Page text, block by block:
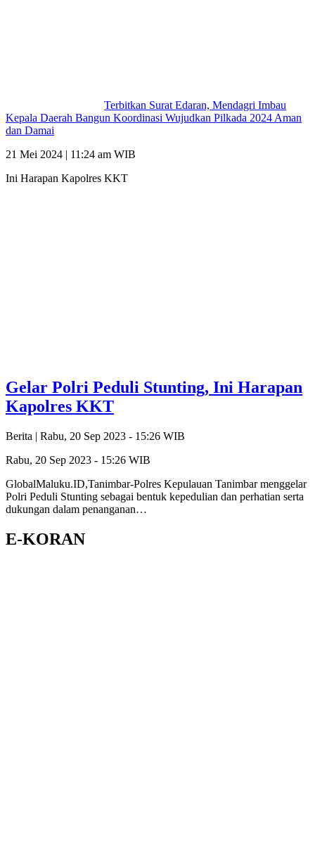
Terbitkan Surat Edaran, Mendagri Imbau
Kepala Daerah Bangun Koordinasi Wujudkan Pilkada 2024 Aman
dan Damai
21 Mei 2024 | 11:24 am WIB
Ini Harapan Kapolres KKT
Gelar Polri Peduli Stunting, Ini Harapan
Kapolres KKT
Berita | Rabu, 20 Sep 2023 - 15:26 WIB
Rabu, 20 Sep 2023 - 15:26 WIB
GlobalMaluku.ID,Tanimbar-Polres Kepulauan Tanimbar menggelar
Polri Peduli Stunting sebagai bentuk kepedulian dan perhatian serta
dukungan dalam penanganan…
E-KORAN